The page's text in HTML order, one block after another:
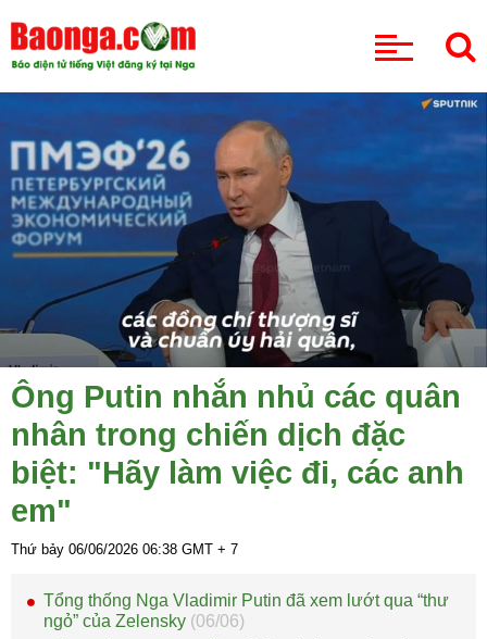
Ông Putin nhắn nhủ các quân
nhân trong chiến dịch đặc
biệt: "Hãy làm việc đi, các anh
em"
Thứ bảy 06/06/2026 06:38 GMT + 7
Tổng thống Nga Vladimir Putin đã xem lướt qua “thư
ngỏ” của Zelensky (06/06)